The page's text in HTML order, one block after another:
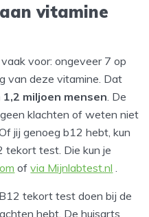
vitamine
voor: ongeveer 7 op
van deze vitamine. Dat
1,2 miljoen mensen . De
klachten of weten niet
jij genoeg b12 hebt, kun
tekort test. Die kun je
ofvia Mijnlabtest.nl
tekort test doen bij de
hebt. De huisarts